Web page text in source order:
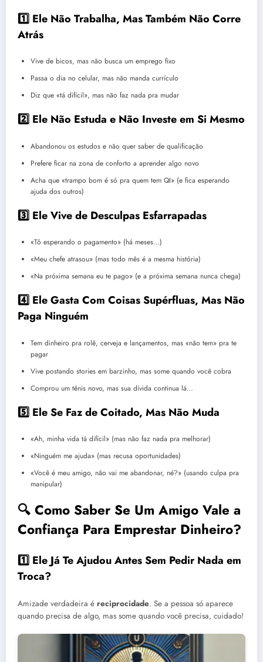
1️⃣ Ele Não Trabalha, Mas Também Não Corre
Atrás
Vive de bicos, mas não busca um emprego fixo
Passa o dia no celular, mas não manda currículo
Diz que «tá difícil», mas não faz nada pra mudar
2️⃣ Ele Não Estuda e Não Investe em Si Mesmo
Abandonou os estudos e não quer saber de qualificação
Prefere ficar na zona de conforto a aprender algo novo
Acha que «trampo bom é só pra quem tem QI» (e fica esperando
ajuda dos outros)
3️⃣ Ele Vive de Desculpas Esfarrapadas
«Tô esperando o pagamento» (há meses…)
«Meu chefe atrasou» (mas todo mês é a mesma história)
«Na próxima semana eu te pago» (e a próxima semana nunca chega)
4️⃣ Ele Gasta Com Coisas Supérfluas, Mas Não
Paga Ninguém
Tem dinheiro pra rolê, cerveja e lançamentos, mas «não tem» pra te
pagar
Vive postando stories em barzinho, mas some quando você cobra
Comprou um tênis novo, mas sua dívida continua lá…
5️⃣ Ele Se Faz de Coitado, Mas Não Muda
«Ah, minha vida tá difícil» (mas não faz nada pra melhorar)
«Ninguém me ajuda» (mas recusa oportunidades)
«Você é meu amigo, não vai me abandonar, né?» (usando culpa pra
manipular)
🔍 Como Saber Se Um Amigo Vale a
Confiança Para Emprestar Dinheiro?
1️⃣ Ele Já Te Ajudou Antes Sem Pedir Nada em
Troca?
Amizade verdadeira é reciprocidade. Se a pessoa só aparece
quando precisa de algo, mas some quando você precisa, cuidado!